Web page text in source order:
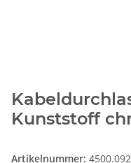
Kunststoff
Artikelnummer: